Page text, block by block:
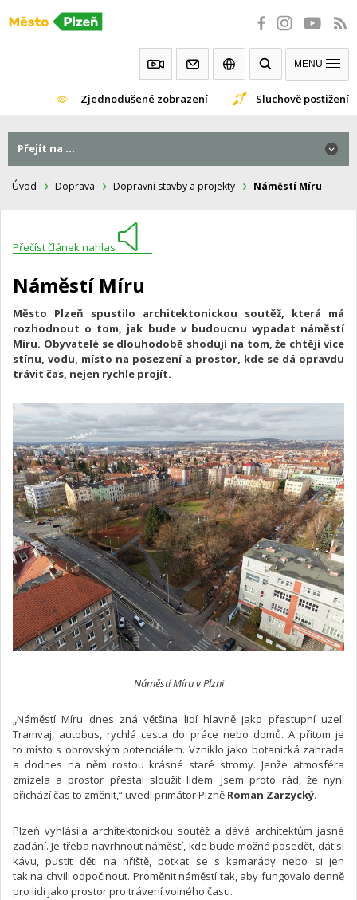
Přeskočit
Zjednodušené zobrazení Sluchově postižení
MENU
Úvod Doprava Dopravní stavby a projekty Náměstí Míru
Přečíst článek nahlas
Náměstí Míru
Město Plzeň spustilo architektonickou soutěž, která má
rozhodnout o tom, jak bude v budoucnu vypadat náměstí
Míru. Obyvatelé se dlouhodobě shodují na tom, že chtějí více
stínu, vodu, místo na posezení a prostor, kde se dá opravdu
trávit čas, nejen rychle projít.
Náměstí Míru v Plzni
„Náměstí Míru dnes zná většina lidí hlavně jako přestupní uzel.
Tramvaj, autobus, rychlá cesta do práce nebo domů. A přitom je
to místo s obrovským potenciálem. Vzniklo jako botanická zahrada
a dodnes na něm rostou krásné staré stromy. Jenže atmosféra
zmizela a prostor přestal sloužit lidem. Jsem proto rád, že nyní
přichází čas to změnit,“ uvedl primátor Plzně Roman Zarzycký.
Plzeň vyhlásila architektonickou soutěž a dává architektům jasné
zadání. Je třeba navrhnout náměstí, kde bude možné posedět, dát si
kávu, pustit děti na hřiště, potkat se s kamarády nebo si jen
tak na chvíli odpočinout. Proměnit náměstí tak, aby fungovalo denně
pro lidi jako prostor pro trávení volného času.
Přejít na ...